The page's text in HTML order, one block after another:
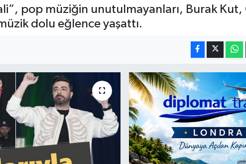
pop müziğin unutulmayanları, Burak Kut,
dolu eğlence yaşattı.